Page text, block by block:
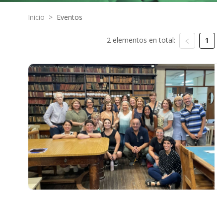
Inicio > Eventos
2 elementos en total: 1